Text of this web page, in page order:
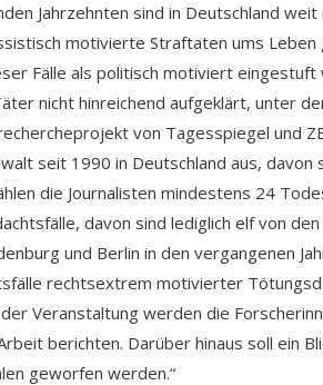
Jahrzehnten sind in Deutschland weit
motivierte Straftaten ums Leben
Fälle als politisch motiviert eingestuft
nicht hinreichend aufgeklärt, unter
von Tagesspiegel und
seit 1990 in Deutschland aus, davon
die Journalisten mindestens 24
davon sind lediglich elf von
und Berlin in den vergangenen
rechtsextrem motivierter
Veranstaltung werden die
berichten. Darüber hinaus soll ein
geworfen werden.“